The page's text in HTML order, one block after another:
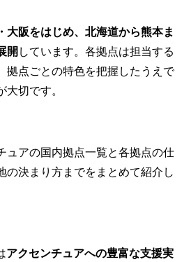
大阪をはじめ、北海道から熊本ま
開 しています。各拠点は担当する
拠点ごとの特色を把握したうえで
大切です。
ュアの国内拠点一覧と各拠点の仕
の決まり方までをまとめて紹介し
アクセンチュアへの豊富な支援実